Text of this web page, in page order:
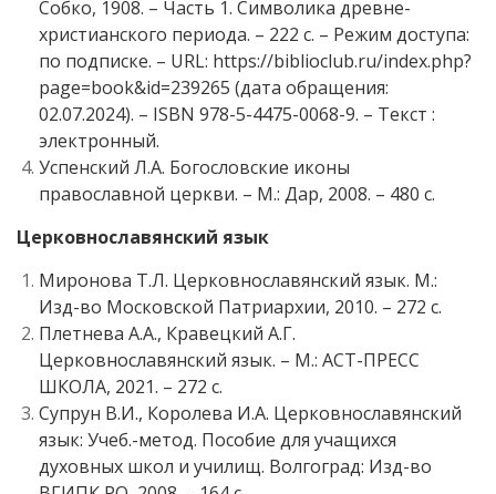
Собко, 1908. – Часть 1. Символика древне-
христианского периода. – 222 с. – Режим доступа:
по подписке. – URL: https://biblioclub.ru/index.php?
page=book&id=239265 (дата обращения:
02.07.2024). – ISBN 978-5-4475-0068-9. – Текст :
электронный.
Успенский Л.А. Богословские иконы
православной церкви. – М.: Дар, 2008. – 480 с.
Церковнославянский язык
Миронова Т.Л. Церковнославянский язык. М.:
Изд-во Московской Патриархии, 2010. – 272 с.
Плетнева А.А., Кравецкий А.Г.
Церковнославянский язык. – М.: АСТ-ПРЕСС
ШКОЛА, 2021. – 272 с.
Супрун В.И., Королева И.А. Церковнославянский
язык: Учеб.-метод. Пособие для учащихся
духовных школ и училищ. Волгоград: Изд-во